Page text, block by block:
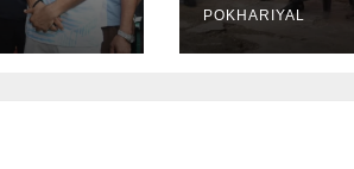
POKHARIYAL